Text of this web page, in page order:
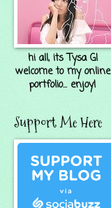
hi all, its Tysa G!
welcome to my online
portfolio... enjoy!
Support Me Here